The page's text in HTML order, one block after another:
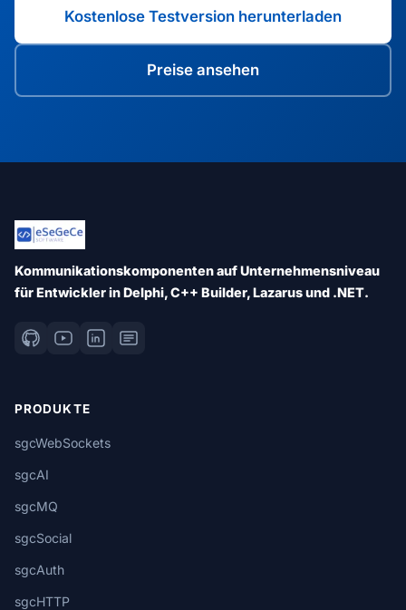
Kostenlose Testversion herunterladen
Preise ansehen
Kommunikationskomponenten auf Unternehmensniveau
für Entwickler in Delphi, C++ Builder, Lazarus und .NET.
PRODUKTE
sgcWebSockets
sgcAI
sgcMQ
sgcSocial
sgcAuth
sgcHTTP